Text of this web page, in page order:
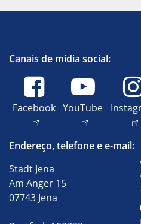
Canais de mídia social:
Facebook YouTube
Endereço, telefone e e-mail:
Stadt Jena
Am Anger 15
07743 Jena